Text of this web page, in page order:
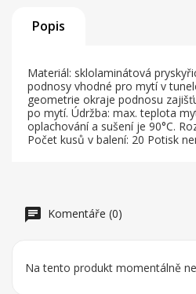
Popis
Materiál: sklolaminátová
podnosy vhodné pro mytí v
geometrie okraje podnosu
po mytí. Údržba: max. teplota
oplachování a sušení je 90°C.
Počet kusů v balení: 20 Potisk
Komentáře (0)
Na tento produkt momentálně